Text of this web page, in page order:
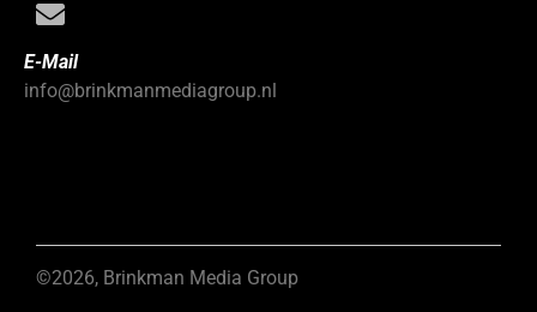
E-Mail
info@brinkmanmediagroup.nl
©2026, Brinkman Media Group